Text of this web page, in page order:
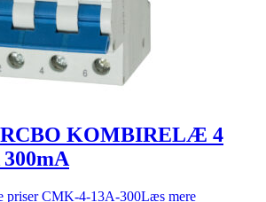
KOMBIRELÆ 4
priserCMK-4-13A-300Læs mere